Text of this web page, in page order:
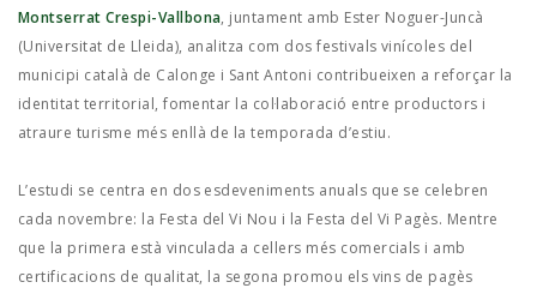
Montserrat Crespi-Vallbona, juntament amb Ester Noguer-Juncà
(Universitat de Lleida), analitza com dos festivals vinícoles del
municipi català de Calonge i Sant Antoni contribueixen a reforçar la
identitat territorial, fomentar la col·laboració entre productors i
atraure turisme més enllà de la temporada d’estiu.
L’estudi se centra en dos esdeveniments anuals que se celebren
cada novembre: la Festa del Vi Nou i la Festa del Vi Pagès. Mentre
que la primera està vinculada a cellers més comercials i amb
certificacions de qualitat, la segona promou els vins de pagès